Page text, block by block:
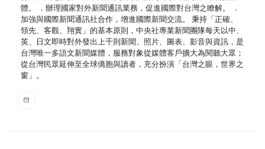
體。 ．辦理國家對外新聞通訊業務，促進國際對台灣之瞭解。 ．
加強與國際新聞通訊社合作，增進國際新聞交流。 秉持「正確、
領先、客觀、翔實」的基本原則，中央社專業新聞團隊每天以中、
英、日文即時對外發出上千則新聞、照片、圖表、影音與資訊，是
台灣唯一多語文新聞媒體，服務對象從媒體客戶擴大為閱聽大眾；
從台灣民眾延伸至全球僑胞與讀者，充分扮演「台灣之眼，世界之
窗」。